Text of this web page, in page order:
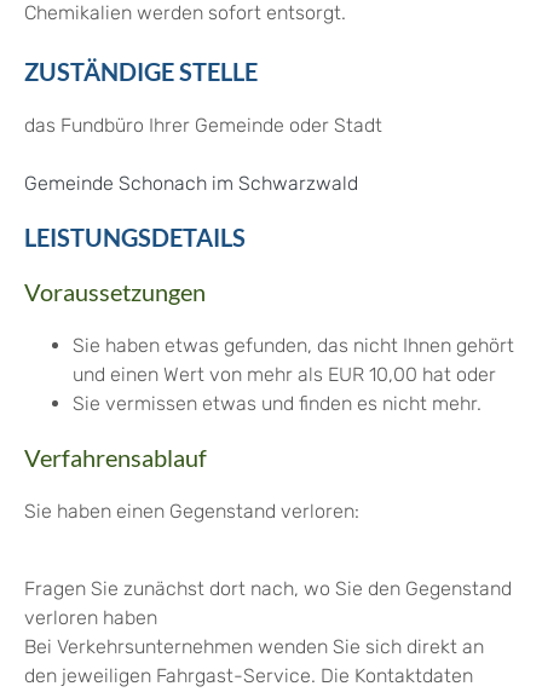
Chemikalien werden sofort entsorgt.
ZUSTÄNDIGE STELLE
das Fundbüro Ihrer Gemeinde oder Stadt
Gemeinde Schonach im Schwarzwald
LEISTUNGSDETAILS
Voraussetzungen
Sie haben etwas gefunden, das nicht Ihnen gehört
und einen Wert von mehr als EUR 10,00 hat oder
Sie vermissen etwas und finden es nicht mehr.
Verfahrensablauf
Sie haben einen Gegenstand verloren:
Fragen Sie zunächst dort nach, wo Sie den Gegenstand
verloren haben
Bei Verkehrsunternehmen wenden Sie sich direkt an
den jeweiligen Fahrgast-Service. Die Kontaktdaten